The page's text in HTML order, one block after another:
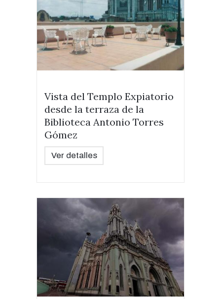
Vista del Templo Expiatorio
desde la terraza de la
Biblioteca Antonio Torres
Gómez
Ver detalles